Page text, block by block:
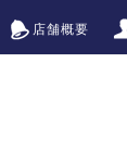
店舗概要